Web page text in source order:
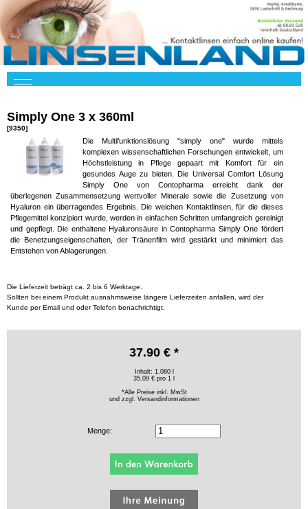
Simply One 3 x 360ml
[9350]
Die Multifunktionslösung "simply one" wurde mittels
komplexen wissenschaftlichen Forschungen entwickelt, um
Höchstleistung in Pflege gepaart mit Komfort für ein
gesundes Auge zu bieten. Die Universal Comfort Lösung
Simply One von Contopharma erreicht dank der
überlegenen Zusammensetzung wertvoller Minerale sowie die Zusetzung von
Hyaluron ein überragendes Ergebnis. Die weichen Kontaktlinsen, für die dieses
Pflegemittel konzipiert wurde, werden in einfachen Schritten umfangreich gereinigt
und gepflegt. Die enthaltene Hyaluronsäure in Contopharma Simply One fördert
die Benetzungseigenschaften, der Tränenfilm wird gestärkt und minimiert das
Entstehen von Ablagerungen.
Die Lieferzeit beträgt ca. 2 bis 6 Werktage.
Sollten bei einem Produkt ausnahmsweise längere Lieferzeiten anfallen, wird der
Kunde per Email und oder Telefon benachrichtigt.
37.90 € *
Inhalt: 1.080 l
35.09 € pro 1 l
*Alle Preise inkl. MwSt
und zzgl. Versandinformationen
Menge: